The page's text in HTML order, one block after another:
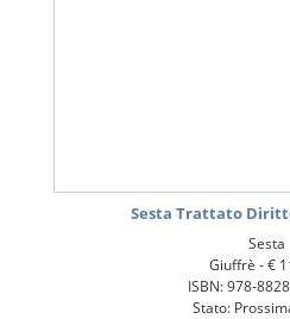
Sesta Trattato
Sesta
Giuffrè -€
ISBN: 978-
Stato: